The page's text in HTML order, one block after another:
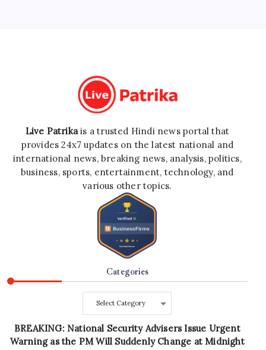
Live Patrikais a trusted Hindi news portal that
provides 24x7 updates on the latest national and
international news, breaking news, analysis, politics,
business, sports, entertainment, technology, and
various other topics.
Categories
Categories
BREAKING: National Security Advisers Issue Urgent
Warning as the PM Will Suddenly Change at Midnight